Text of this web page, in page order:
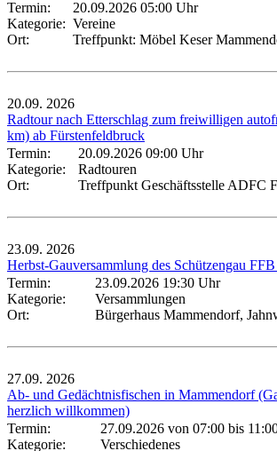
Termin:
20.09.2026 05:00 Uhr
Kategorie: Vereine
Ort:
Treffpunkt: Möbel Keser
20.09. 2026
Radtour nach Etterschlag zum freiwilligen
km) ab Fürstenfeldbruck
Termin:
20.09.2026 09:00 Uhr
Kategorie:
Radtouren
Ort:
Treffpunkt Geschäftsstelle ADFC
23.09. 2026
Herbst-Gauversammlung des Schützengau
Termin:
23.09.2026 19:30 Uhr
Kategorie:
Versammlungen
Ort:
Bürgerhaus Mammendorf,
27.09. 2026
Ab- und Gedächtnisfischen in Mammendorf
herzlich willkommen)
Termin:
27.09.2026 von 07:00 bis
Kategorie:
Verschiedenes